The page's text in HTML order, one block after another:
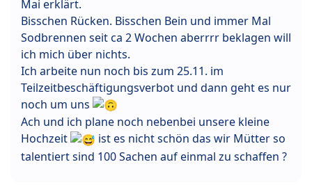
Mai erklärt.
Bisschen Rücken. Bisschen Bein und immer Mal
Sodbrennen seit ca 2 Wochen aberrrr beklagen will
ich mich über nichts.
Ich arbeite nun noch bis zum 25.11. im
Teilzeitbeschäftigungsverbot und dann geht es nur
noch um uns
Ach und ich plane noch nebenbei unsere kleine
Hochzeit
ist es nicht schön das wir Mütter so
talentiert sind 100 Sachen auf einmal zu schaffen ?